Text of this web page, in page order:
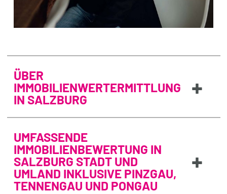
ÜBER
IMMOBILIENWERTERMITTLUNG
IN SALZBURG
+
UMFASSENDE
IMMOBILIENBEWERTUNG IN
SALZBURG STADT UND
UMLAND INKLUSIVE PINZGAU,
TENNENGAU UND PONGAU
+